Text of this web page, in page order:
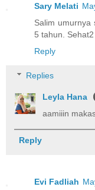
Sary Melati
Salim
5 tahun.
Reply
Replies
Leyla Hana
aamiiin
Reply
Evi Fadliah